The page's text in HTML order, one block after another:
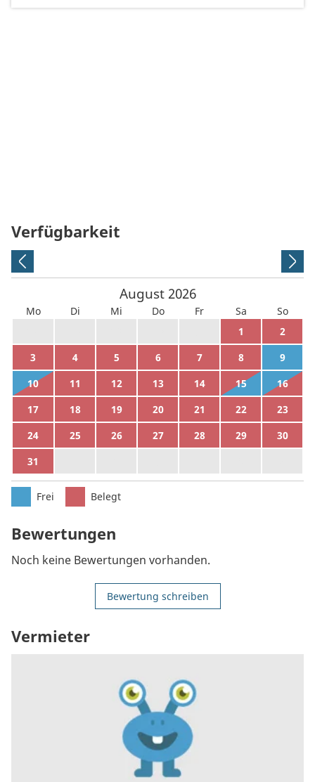
Verfügbarkeit
August 2026
Mo Di Mi Do Fr Sa
So
1
2
3
4 5 6 7 8
9
10
11 12 13 14 15
16
17
18 19 20 21 22
23
24
25 26 27 28 29
30
31
Frei Belegt
Bewertungen
Noch keine Bewertungen vorhanden.
Bewertung schreiben
Vermieter